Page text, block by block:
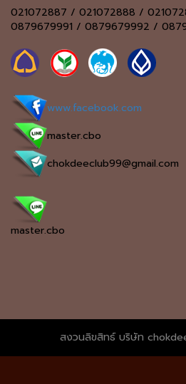
021072887 / 021072888 /
0879679991 / 0879679992 /
www.facebook.com
master.cbo
chokdeeclub99@gmail.com
master.cbo
สงวนลิขสิทธ์ บริษัท